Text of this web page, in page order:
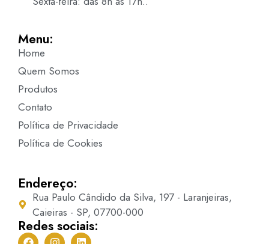
Menu:
Home
Quem Somos
Produtos
Contato
Política de Privacidade
Política de Cookies
Endereço:
Rua Paulo Cândido da Silva, 197 - Laranjeiras,
Caieiras - SP, 07700-000
Redes sociais: